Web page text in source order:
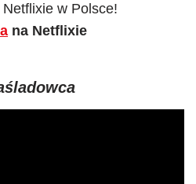
w Polsce!
na Netflixie